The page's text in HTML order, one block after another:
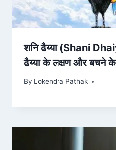
शनि ढैय्या (Shani
ढैय्या के लक्षण और बचने
By Lokendra Pathak